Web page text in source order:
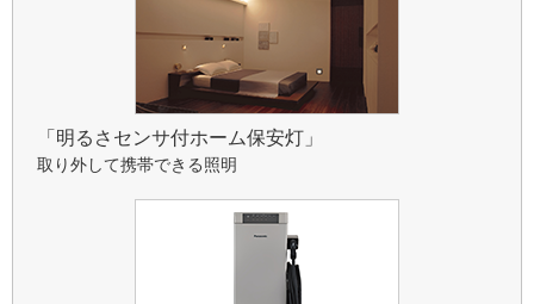
「明るさセンサ付ホーム保安灯」
取り外して携帯できる照明